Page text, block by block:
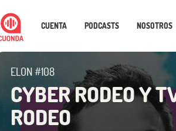
CUENTA PODCASTS NOSOTROS
ELON #108
CYBER RODEO Y
RODEO